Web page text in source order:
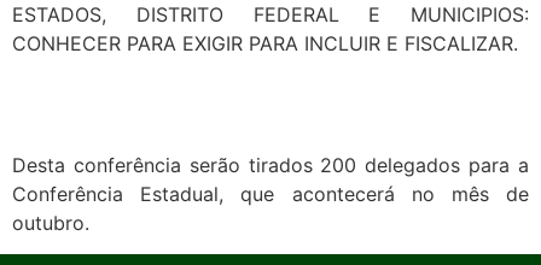
ESTADOS, DISTRITO FEDERAL E MUNICIPIOS:
CONHECER PARA EXIGIR PARA INCLUIR E FISCALIZAR.
Desta conferência serão tirados 200 delegados para a
Conferência Estadual, que acontecerá no mês de
outubro.